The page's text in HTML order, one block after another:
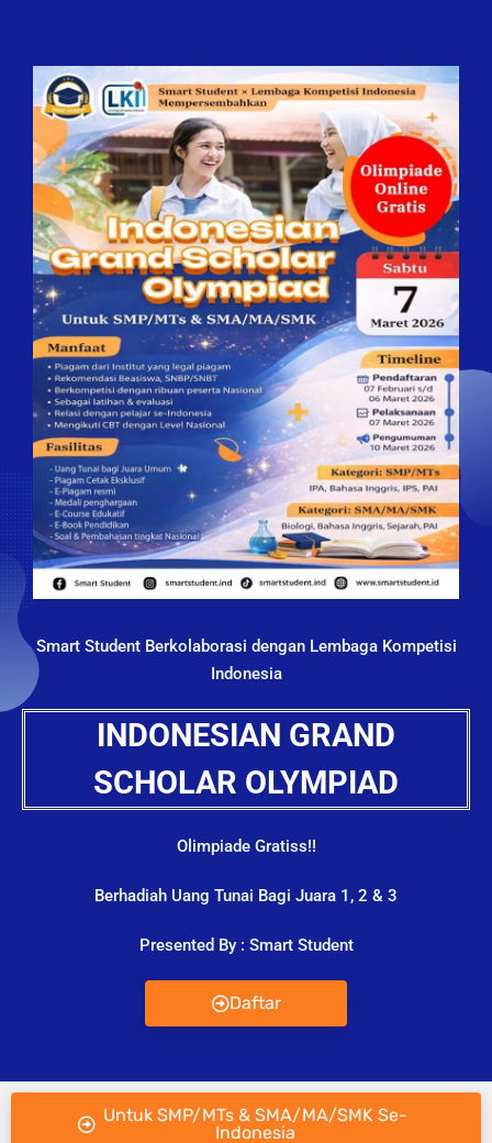
Smart Student Berkolaborasi dengan Lembaga Kompetisi
Indonesia
INDONESIAN GRAND
SCHOLAR OLYMPIAD
Olimpiade Gratiss!!
Berhadiah Uang Tunai Bagi Juara 1, 2 & 3
Presented By : Smart Student
Daftar
Untuk SMP/MTs & SMA/MA/SMK Se-
Indonesia